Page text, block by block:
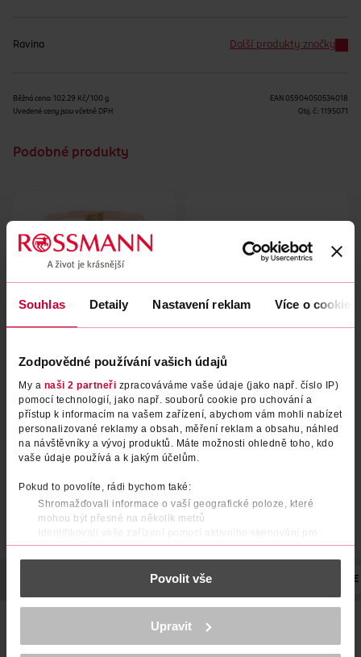
Souhlas Detaily Nastavení reklam Více o cookies
Zodpovědné používání vašich údajů
My a naši 2 partneři zpracováváme vaše údaje (jako např. číslo IP)
pomocí technologií, jako např. souborů cookie pro uchování a
přístup k informacím na vašem zařízení, abychom vám mohli nabízet
personalizované reklamy a obsah, měření reklam a obsahu, náhled
na návštěvníky a vývoj produktů. Máte možnosti ohledně toho, kdo
vaše údaje používá a k jakým účelům.
Pokud to povolíte, rádi bychom také:
Shromažďovali informace o vaší geografické poloze, které
mohou být přesné na několik metrů
Identifikovali vaše zařízení pomocí aktivního skenování pro
konkrétní charakteristiky (otisk prstu)
Zjistěte více o tom, jak zpracováváme vaše osobní údaje, a nastavte
části s podrobnostmi . Svůj souhlas můžete kdykoliv
K provozu stránek, personalizaci obsahu a reklam, funkcí sociálních
médií, analýze návštěvnosti, které mohou nést osobní údaje.
Více najdete vprohlášení o ochraně osobních údajů.
Povolit vše
Upravit
Ravina Další produkty značky
Běžná cena: 102.29 Kč/100 g
Uvedené ceny jsou včetně DPH
EAN 05904050534018
Obj. č.: 1195071
Podobné produkty
Sójová svíčka La Via é Bella
Ravina 175 g
179 Kč
DO KOŠÍKU
Sójová svíčka Salted Caramel
Aromatium 1 ks
199 Kč
POČET NÁZEV VÝROBCE/DODAVATELE
Ravina vonná svíčka s voskem obsahujícím vonné oleje
inspirované parfémem Si. Dokonale propracovaná sójová
svíčka je netoxická, 100 % ekologická a navíc skutečně